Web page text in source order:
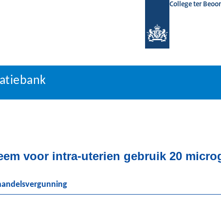
College ter
voor intra-uterien gebruik 20